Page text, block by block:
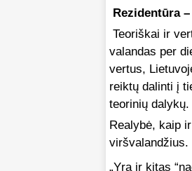
Rezidentūra
Teoriškai ir
valandas per
vertus,
reiktų dalinti į
teorinių dalykų.
Realybė, kaip
viršvalandžius.
„Yra ir kitas